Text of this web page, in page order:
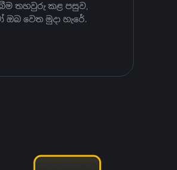
තහවුරු කළ පසුව,
වෙත මුදා හැරේ.